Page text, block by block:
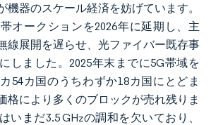
機器のスケール経済を妨げています。
オークションを2026年に延期し、主
線展開を遅らせ、光ファイバー既存事
しました。2025年末までに5G帯域を
54カ国のうちわずか18カ国にとどま
格により多くのブロックが売れ残りま
いまだ3.5 GHzの調和を欠いており、